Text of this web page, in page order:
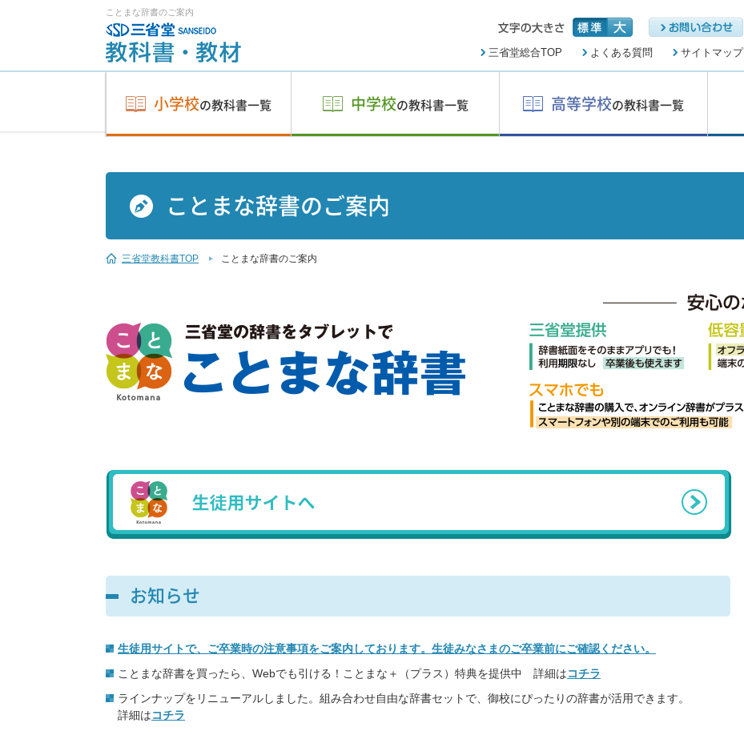
ことまな辞書のご案内
三省堂総合TOP よくある質問 サイトマップ
小学校の教科書一覧 中学校の教科書一覧 高等学校の教科書一覧
ことまな辞書のご案内
三省堂教科書TOP ことまな辞書のご案内
お知らせ
生徒用サイトで、ご卒業時の注意事項をご案内しております。生徒みなさまのご卒業前にご確認ください。
ことまな辞書を買ったら、Webでも引ける！ことまな＋（プラス）特典を提供中 詳細はコチラ
ラインナップをリニューアルしました。組み合わせ自由な辞書セットで、御校にぴったりの辞書が活用できます。
詳細はコチラ